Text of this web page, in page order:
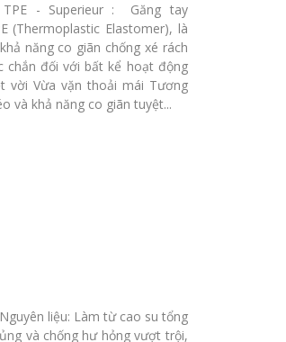
- Superieur : Găng tay
Elastomer), là
năng co giãn chống xé rách
chắn đối với bất kể hoạt động
vời Vừa vặn thoải mái Tương
và khả năng co giãn tuyệt...
liệu: Làm từ cao su tổng
và chống hư hỏng vượt trội,